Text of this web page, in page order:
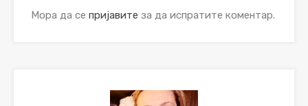
Мора да се пријавите за да испратите коментар.